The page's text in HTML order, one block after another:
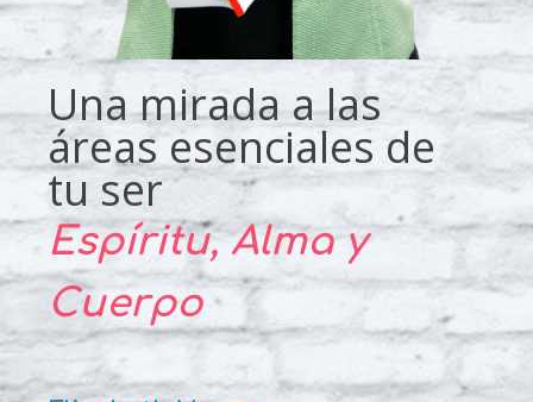
Una mirada a las
áreas esenciales de
tu ser
Espíritu, Alma y
Cuerpo